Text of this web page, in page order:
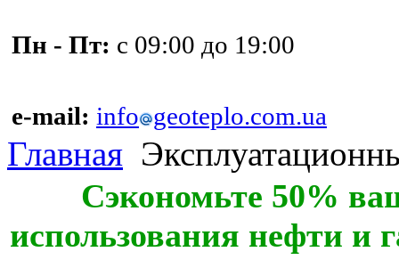
Пн - Пт: с 09:00 до 19:00
e-mail: info geoteplo.com.ua
Главная
Сэкономьте 50%
использования нефти и